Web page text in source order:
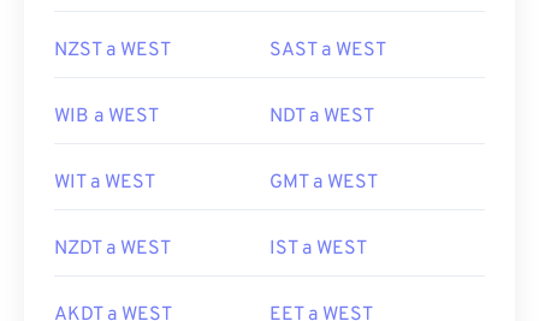
NZST a WEST SAST a WEST
WIB a WEST NDT a WEST
WIT a WEST GMT a WEST
NZDT a WEST IST a WEST
AKDT a WEST EET a WEST